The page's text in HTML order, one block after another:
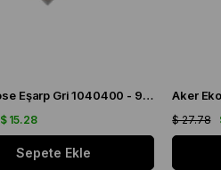
Aker Ekose Eşarp Gri 1040400 - 972 - 32694
$ 15.28
Sepete Ekle
$ 27.78